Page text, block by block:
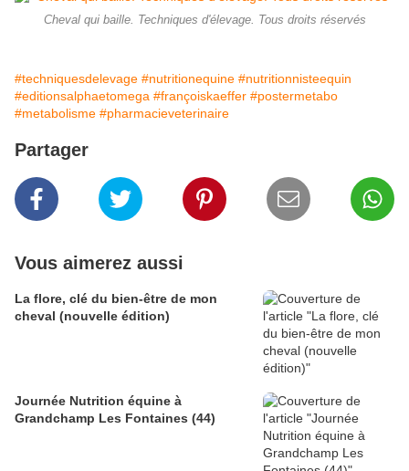
Cheval qui baille. Techniques d'élevage. Tous droits réservés
#techniquesdelevage #nutritionequine #nutritionnisteequin
#editionsalphaetomega #françoiskaeffer #postermetabo
#metabolisme #pharmacieveterinaire
Partager
Vous aimerez aussi
La flore, clé du bien-être de mon
cheval (nouvelle édition)
Journée Nutrition équine à
Grandchamp Les Fontaines (44)